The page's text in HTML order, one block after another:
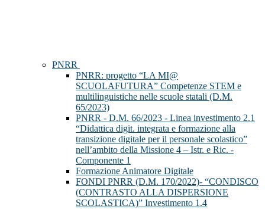
PNRR
PNRR: progetto “LA MI@
SCUOLAFUTURA” Competenze STEM e
multilinguistiche nelle scuole statali (D.M.
65/2023)
PNRR - D.M. 66/2023 - Linea investimento 2.1
“Didattica digit. integrata e formazione alla
transizione digitale per il personale scolastico”
nell’ambito della Missione 4 – Istr. e Ric. -
Componente 1
Formazione Animatore Digitale
FONDI PNRR (D.M. 170/2022)- “CONDISCO
(CONTRASTO ALLA DISPERSIONE
SCOLASTICA)” Investimento 1.4